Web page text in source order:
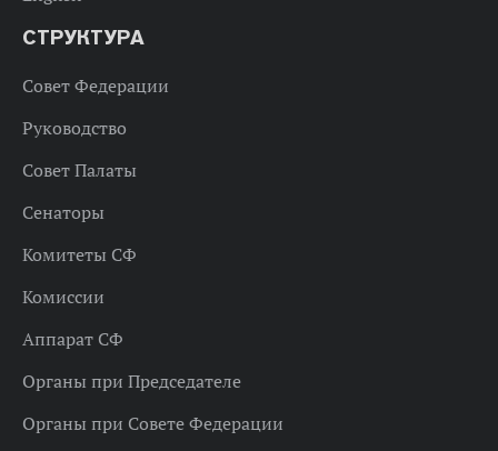
СТРУКТУРА
Совет Федерации
Руководство
Совет Палаты
Сенаторы
Комитеты СФ
Комиссии
Аппарат СФ
Органы при Председателе
Органы при Совете Федерации